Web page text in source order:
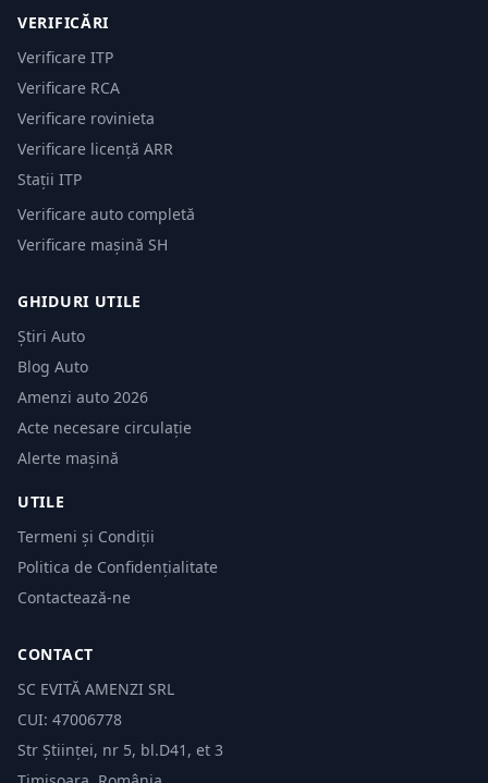
VERIFICĂRI
Verificare ITP
Verificare RCA
Verificare rovinieta
Verificare licență ARR
Stații ITP
Verificare auto completă
Verificare mașină SH
GHIDURI UTILE
Știri Auto
Blog Auto
Amenzi auto 2026
Acte necesare circulație
Alerte mașină
UTILE
Termeni și Condiții
Politica de Confidențialitate
Contactează-ne
CONTACT
SC EVITĂ AMENZI SRL
CUI: 47006778
Str Științei, nr 5, bl.D41, et 3